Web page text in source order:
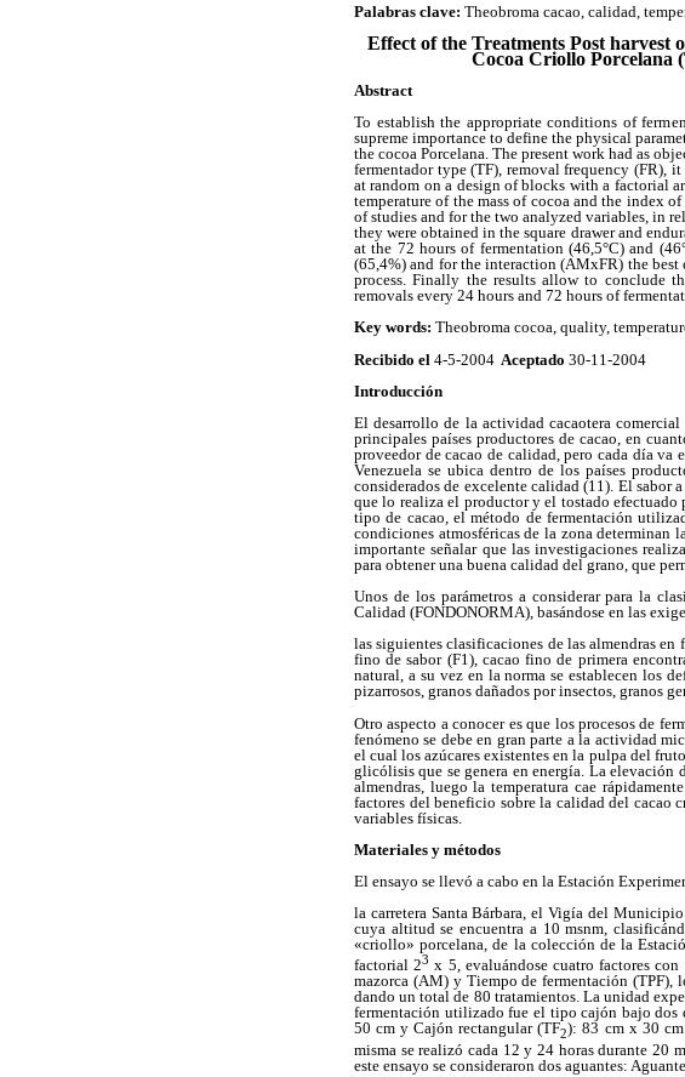
Palabras clave: Theobroma cacao, calidad,
Effect of the Treatments Post
Cocoa Criollo Porcelana
Abstract
To establish the appropriate conditions of
supreme importance to define the physical
the cocoa Porcelana. The present work had as
fermentador type (TF), removal frequency (FR),
at random on a design of blocks with a factorial
temperature of the mass of cocoa and the index
of studies and for the two analyzed variables, in
they were obtained in the square drawer and
at the 72 hours of fermentation (46,5°C) and
(65,4%) and for the interaction (AMxFR) the
process. Finally the results allow to conclude
removals every 24 hours and 72 hours of
Key words: Theobroma cocoa, quality,
Recibido el 4-5-2004 Aceptado 30-11-2004
Introducción
El desarrollo de la actividad cacaotera
principales países productores de cacao, en
proveedor de cacao de calidad, pero cada día va
Venezuela se ubica dentro de los países
considerados de excelente calidad (11). El sabor
que lo realiza el productor y el tostado
tipo de cacao, el método de fermentación
condiciones atmosféricas de la zona
importante señalar que las investigaciones
para obtener una buena calidad del grano, que
Unos de los parámetros a considerar para la
Calidad (FONDONORMA), basándose en las
las siguientes clasificaciones de las almendras en
fino de sabor (F1), cacao fino de primera
natural, a su vez en la norma se establecen los
pizarrosos, granos dañados por insectos, granos
Otro aspecto a conocer es que los procesos de
fenómeno se debe en gran parte a la actividad
el cual los azúcares existentes en la pulpa del
glicólisis que se genera en energía. La
almendras, luego la temperatura cae
factores del beneficio sobre la calidad del cacao
variables físicas.
Materiales y métodos
El ensayo se llevó a cabo en la Estación
la carretera Santa Bárbara, el Vigía del
cuya altitud se encuentra a 10 msnm,
«criollo» porcelana, de la colección de la
factorial 23 x 5, evaluándose cuatro factores
mazorca (AM) y Tiempo de fermentación (TPF),
dando un total de 80 tratamientos. La unidad
fermentación utilizado fue el tipo cajón bajo dos
50 cm y Cajón rectangular (TF2): 83 cm x 30 cm
misma se realizó cada 12 y 24 horas durante 20
este ensayo se consideraron dos aguantes: